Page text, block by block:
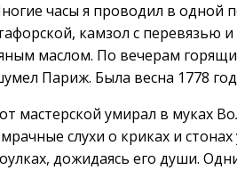
часы я проводил в одной
камзол с перевязью
маслом. По вечерам
Париж. Была весна 1778
мастерской умирал в муках
слухи о криках и
дожидаясь его души.